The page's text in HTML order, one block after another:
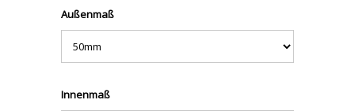
Außenmaß
Innenmaß